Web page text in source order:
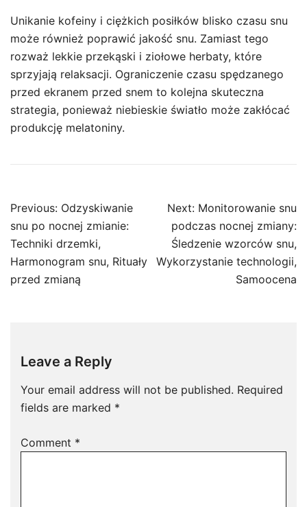
Unikanie kofeiny i ciężkich posiłków blisko czasu snu
może również poprawić jakość snu. Zamiast tego
rozważ lekkie przekąski i ziołowe herbaty, które
sprzyjają relaksacji. Ograniczenie czasu spędzanego
przed ekranem przed snem to kolejna skuteczna
strategia, ponieważ niebieskie światło może zakłócać
produkcję melatoniny.
Post
navigation
Previous: Odzyskiwanie
snu po nocnej zmianie:
Techniki drzemki,
Harmonogram snu, Rituały
przed zmianą
Next: Monitorowanie snu
podczas nocnej zmiany:
Śledzenie wzorców snu,
Wykorzystanie technologii,
Samoocena
Leave a Reply
Your email address will not be published. Required
fields are marked *
Comment *